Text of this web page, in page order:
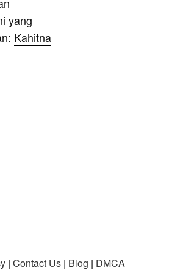
yang
Kahitna
| Contact Us | Blog | DMCA